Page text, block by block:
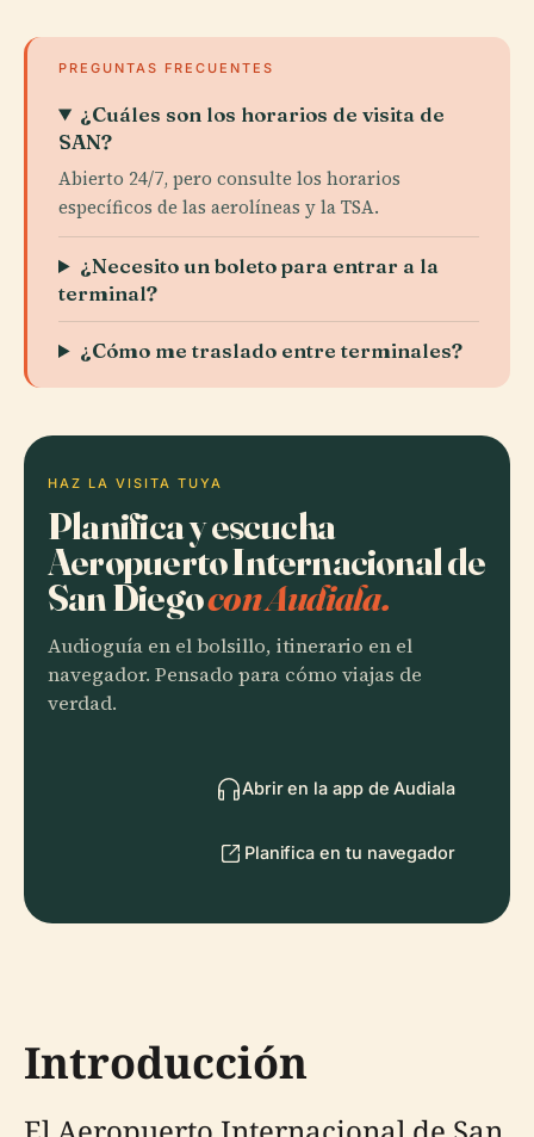
PREGUNTAS FRECUENTES
¿Cuáles son los horarios de visita de
SAN?
Abierto 24/7, pero consulte los horarios
específicos de las aerolíneas y la TSA.
¿Necesito un boleto para entrar a la
terminal?
¿Cómo me traslado entre terminales?
HAZ LA VISITA TUYA
Planifica y escucha
Aeropuerto Internacional de
San Diegocon Audiala.
Audioguía en el bolsillo, itinerario en el
navegador. Pensado para cómo viajas de
verdad.
Abrir en la app de Audiala
Planifica en tu navegador
Introducción